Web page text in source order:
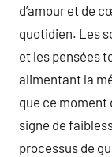
d’amour et de
quotidien. Les
et les pensées
alimentant la
que ce moment
signe de
processus de